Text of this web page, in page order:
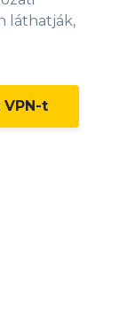
láthatják,
t